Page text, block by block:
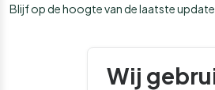
Wij
Blijf op de hoogte van de laatste